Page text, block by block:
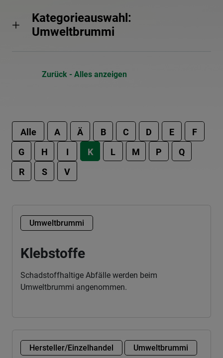
Kategorieauswahl:
Umweltbrummi
Zurück - Alles anzeigen
Alle A Ä B C D E
F
G
H I K L M P
Q
R
S V
Umweltbrummi
Klebstoffe
Schadstoffhaltige Abfälle werden beim
Umweltbrummi angenommen.
Hersteller/Einzelhandel Umweltbrummi